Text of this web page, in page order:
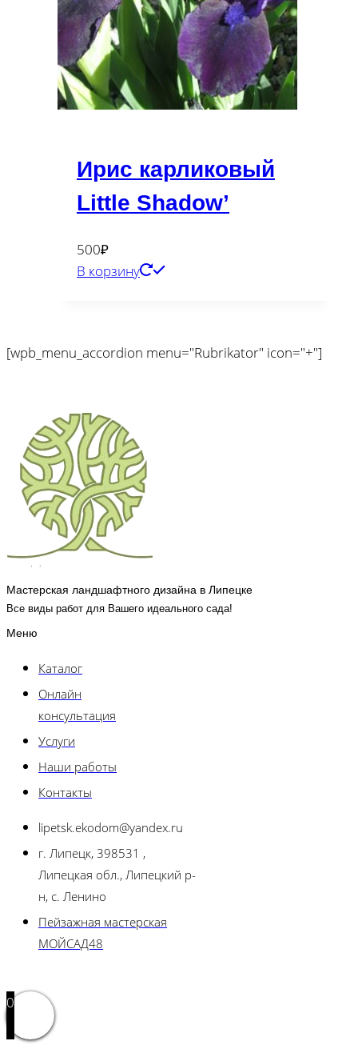
Ирис карликовый
Little Shadow’
500₽
В корзину
[wpb_menu_accordion menu="Rubrikator" icon="+"]
Мастерская ландшафтного дизайна в Липецке
Все виды работ для Вашего идеального сада!
Меню
Каталог
Онлайн
консультация
Услуги
Наши работы
Контакты
lipetsk.ekodom@yandex.ru
г. Липецк, 398531 ,
Липецкая обл., Липецкий р-
н, с. Ленино
Пейзажная мастерская
МОЙСАД48
0